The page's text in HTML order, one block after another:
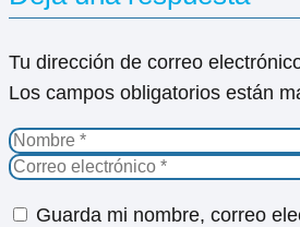
Tu dirección de correo
Los campos obligatorios están
Guarda mi nombre, correo